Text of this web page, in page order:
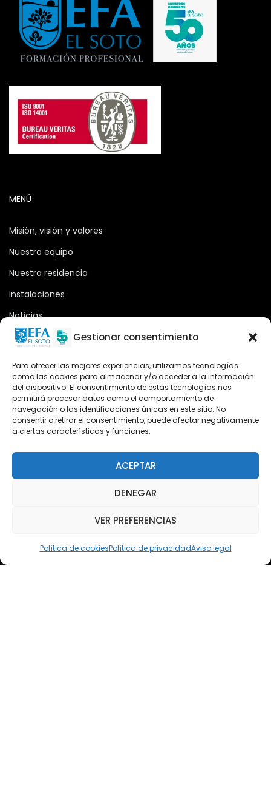
Gestionar consentimiento
Para ofrecer las mejores experiencias, utilizamos tecnologías
como las cookies para almacenar y/o acceder a la información
del dispositivo. El consentimiento de estas tecnologías nos
permitirá procesar datos como el comportamiento de
navegación o las identificaciones únicas en este sitio. No
consentir o retirar el consentimiento, puede afectar negativamente
a ciertas características y funciones.
ACEPTAR
DENEGAR
VER PREFERENCIAS
Política de cookiesPolítica de privacidadAviso legal
MENÚ
Misión, visión y valores
Nuestro equipo
Nuestra residencia
Instalaciones
Noticias
Oferta formativa
Plataforma 2.0
Acceso Cursos UNIR
Teléfono: (+34) 958 455 085
Teléfono: (+34) 618 370 813